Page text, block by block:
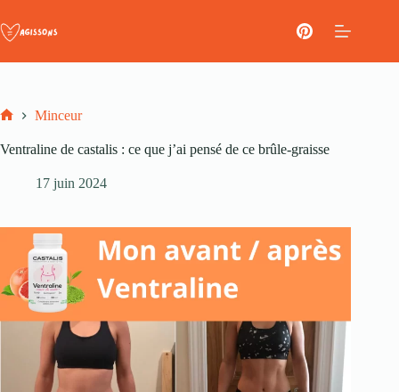
au
contenu
Minceur
Ventraline de castalis : ce que j’ai pensé de ce brûle-graisse
17 juin 2024